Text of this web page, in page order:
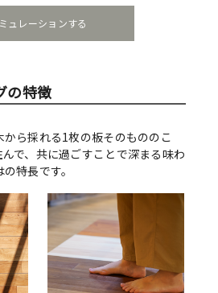
ュレーションする
の特徴
ら採れる1枚の板そのもののこ
で、共に過ごすことで深まる味わ
特長です。